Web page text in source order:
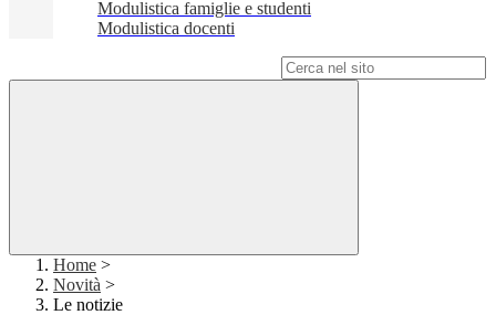
Modulistica famiglie e studenti
Modulistica docenti
Home >
Novità >
Le notizie